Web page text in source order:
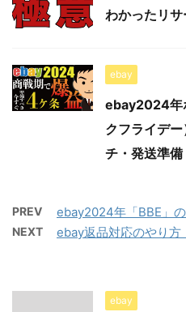
わかったリ
ebay
ebay2024年
クフライデ
チ・発送準備
PREV ebay2024年「BBE」
NEXT ebay返品対応のやり
ebay